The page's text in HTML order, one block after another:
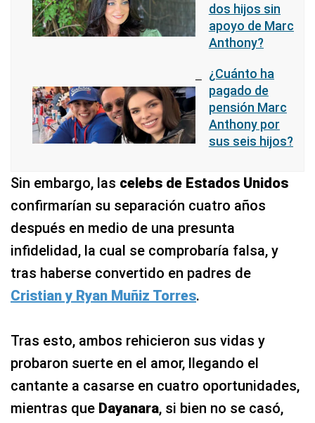
dos hijos sin
apoyo de Marc
Anthony?
¿Cuánto ha
pagado de
pensión Marc
Anthony por
sus seis hijos?
Sin embargo, las celebs de Estados Unidos
confirmarían su separación cuatro años
después en medio de una presunta
infidelidad, la cual se comprobaría falsa, y
tras haberse convertido en padres de
Cristian y Ryan Muñiz Torres.
Tras esto, ambos rehicieron sus vidas y
probaron suerte en el amor, llegando el
cantante a casarse en cuatro oportunidades,
mientras que Dayanara, si bien no se casó,